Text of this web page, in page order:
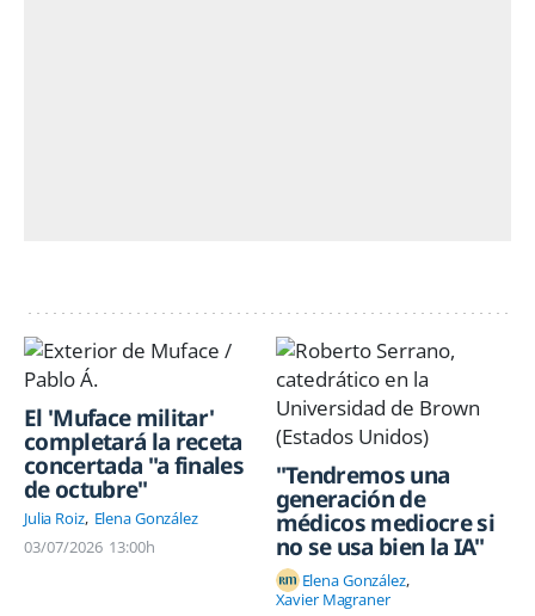
El 'Muface militar'
completará la receta
concertada "a finales
de octubre"
Julia Roiz Elena González
03/07/2026 13:00h
"Tendremos una
generación de
médicos mediocre si
no se usa bien la IA"
Elena González
Xavier Magraner